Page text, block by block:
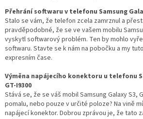
Přehrání softwaru v telefonu Samsung
Stalo se vám, že telefon zcela zamrznul a
pravděpodobné, že se ve vašem mobilu
vyskytl softwarový problém. Ten by mohlo
softwaru. Stavte se k nám na pobočku a my
expresním čase.
Výměna napájecího konektoru u telefonu
GT-I9300
Stává se, že se váš mobil Samsung Galaxy S3,
pomalu, nebo pouze v určité poloze? Na vině
napájecí konektor. Dobrou zprávou je, že tato